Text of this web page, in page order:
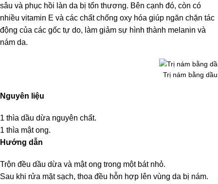
sâu và phục hồi làn da bị tổn thương. Bên cạnh đó, còn có
nhiều vitamin E và các chất chống oxy hóa giúp ngăn chặn tác
động của các gốc tự do, làm giảm sự hình thành melanin và
nám da.
Trị nám bằng
Nguyên liệu
1 thìa dầu dừa nguyên chất.
1 thìa mật ong.
Hướng dẫn
Trộn đều dầu dừa và mật ong trong một bát nhỏ.
Sau khi rửa mặt sạch, thoa đều hỗn hợp lên vùng da bị nám.